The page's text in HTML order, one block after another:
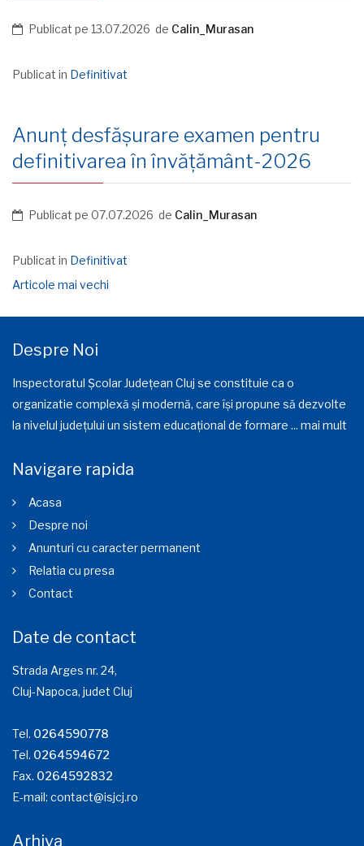
Publicat pe 13.07.2026 de Calin_Murasan
Publicat in Definitivat
Anunț desfășurare examen pentru
definitivarea în învățământ-2026
Publicat pe 07.07.2026 de Calin_Murasan
Publicat in Definitivat
Navigare
în
articole
Articole mai vechi
Despre Noi
Inspectoratul Școlar Județean Cluj se constituie ca o
organizatie complexă și modernă, care își propune să dezvolte
la nivelul județului un sistem educațional de formare ... mai mult
Navigare rapida
Acasa
Despre noi
Anunturi cu caracter permanent
Relatia cu presa
Contact
Date de contact
Strada Arges nr. 24,
Cluj-Napoca, judet Cluj
Tel. 0264590778
Tel. 0264594672
Fax. 0264592832
E-mail: contact@isjcj.ro
Arhiva